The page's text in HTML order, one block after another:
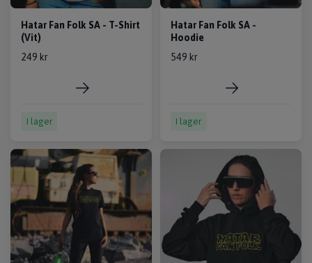
Hatar Fan Folk SA - T-Shirt
(Vit)
249 kr
I lager
Hatar Fan Folk SA -
Hoodie
549 kr
I lager